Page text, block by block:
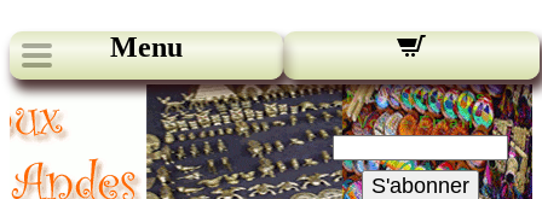
Menu
Nos bulletins:
Votre Email:
S'abonner